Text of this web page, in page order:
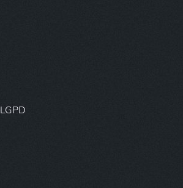
LGPD